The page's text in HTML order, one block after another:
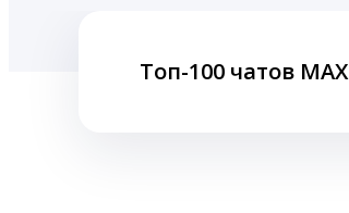
Топ-100 чатов MAX